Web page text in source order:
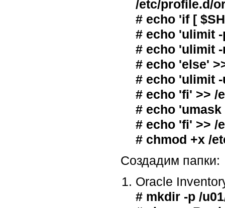
/etc/profile.d/
# echo 'if [
# echo 'ulimit
# echo 'ulimit
# echo 'else'
# echo 'ulimit
# echo 'fi' >> /
# echo
# echo 'fi' >> /
# chmod +x /
Создадим папки:
Oracle
# mkdir -p /